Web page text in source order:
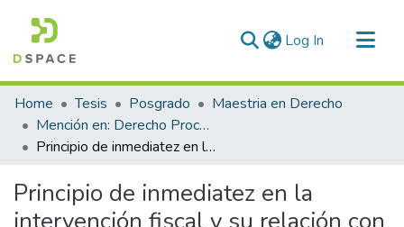
Log In (current)
Communities & Collections
All of DSpace
Statistics
Home Tesis Posgrado
Maestria en Derecho
Mención en: Derecho Procesal Penal
Principio de inmediatez en la intervención fiscal y su relación con los procedimientos operativos de la policía en casos de hurto: estudio de caso en la Comisaría Sectorial de Juliaca - 2023
Principio de inmediatez en la